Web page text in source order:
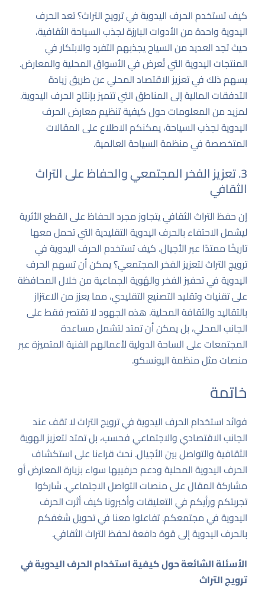
كيف تستخدم الحرف اليدوية في ترويج التراث؟ تعد الحرف
اليدوية واحدة من الأدوات البارزة لجذب السياحة الثقافية،
حيث تجد العديد من السياح يجذبهم التفرد والابتكار في
المنتجات اليدوية التي تُعرض في الأسواق المحلية والمعارض.
يسهم ذلك في تعزيز الاقتصاد المحلي عن طريق زيادة
التدفقات المالية إلى المناطق التي تتميز بإنتاج الحرف اليدوية.
لمزيد من المعلومات حول كيفية تنظيم معارض الحرف
اليدوية لجذب السياحة، يمكنكم الاطلاع على المقالات
المتخصصة فيمنظمة السياحة العالمية.
3. تعزيز الفخر المجتمعي والحفاظ على التراث
الثقافي
إن حفظ التراث الثقافي يتجاوز مجرد الحفاظ على القطع الأثرية
ليشمل الاحتفاء بالحرف اليدوية التقليدية التي تحمل معها
تاريخًا ممتدًا عبر الأجيال. كيف تستخدم الحرف اليدوية في
ترويج التراث لتعزيز الفخر المجتمعي؟ يمكن أن تسهم الحرف
اليدوية في تحفيز الفخر والهُوية الجماعية من خلال المحافظة
على تقنيات وتقليد التصنيع التقليدي، مما يعزز من الاعتزاز
بالتقاليد والثقافة المحلية. هذه الجهود لا تقتصر فقط على
الجانب المحلي، بل يمكن أن تمتد لتشمل مساعدة
المجتمعات على الساحة الدولية لأعمالهم الفنية المتميزة عبر
منصات مثلمنظمة اليونسكو.
خاتمة
فوائد استخدام الحرف اليدوية في ترويج التراث لا تقف عند
الجانب الاقتصادي والاجتماعي فحسب، بل تمتد لتعزيز الهوية
الثقافية والتواصل بين الأجيال. نحث قراءنا على استكشاف
الحرف اليدوية المحلية ودعم حرفييها سواء بزيارة المعارض أو
مشاركة المقال على منصات التواصل الاجتماعي. شاركوا
تجربتكم ورأيكم في التعليقات وأخبرونا كيف أثرت الحرف
اليدوية في مجتمعكم. تفاعلوا معنا في تحويل شغفكم
بالحرف اليدوية إلى قوة دافعة لحفظ التراث الثقافي.
الأسئلة الشائعة حول كيفية استخدام الحرف اليدوية في
ترويج التراث